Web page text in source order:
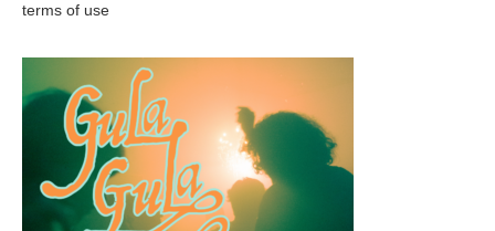
terms of use